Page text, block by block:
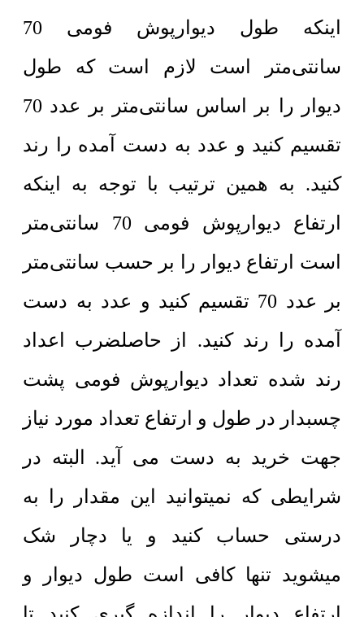
اینکه طول دیوارپوش فومی 70
سانتی‌متر است لازم است که طول
دیوار را بر اساس سانتی‌متر بر عدد 70
تقسیم کنید و عدد به دست آمده را رند
کنید. به همین ترتیب با توجه به اینکه
ارتفاع دیوارپوش فومی 70 سانتی‌متر
است ارتفاع دیوار را بر حسب سانتی‌متر
بر عدد 70 تقسیم کنید و عدد به دست
آمده را رند کنید. از حاصلضرب اعداد
رند شده تعداد دیوارپوش فومی پشت
چسبدار در طول و ارتفاع تعداد مورد نیاز
جهت خرید به دست می آید. البته در
شرایطی که نمیتوانید این مقدار را به
درستی حساب کنید و یا دچار شک
میشوید تنها کافی است طول دیوار و